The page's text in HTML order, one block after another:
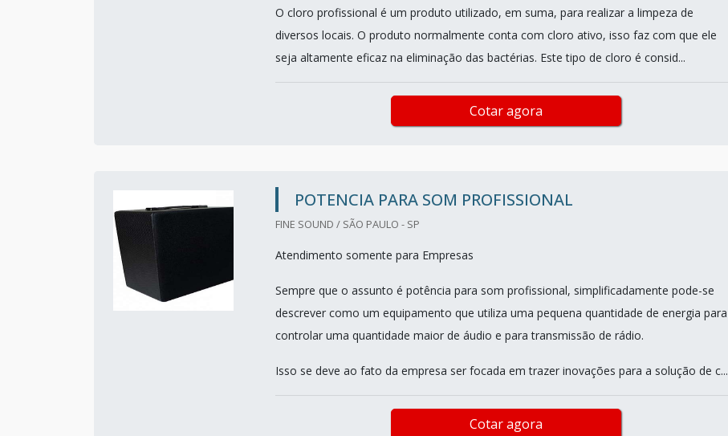
O cloro profissional é um produto utilizado, em suma, para realizar a limpeza de
diversos locais. O produto normalmente conta com cloro ativo, isso faz com que ele
seja altamente eficaz na eliminação das bactérias. Este tipo de cloro é consid...
Cotar agora
POTENCIA PARA SOM PROFISSIONAL
FINE SOUND / SÃO PAULO - SP
Atendimento somente para Empresas
Sempre que o assunto é potência para som profissional, simplificadamente pode-se
descrever como um equipamento que utiliza uma pequena quantidade de energia para
controlar uma quantidade maior de áudio e para transmissão de rádio.
Isso se deve ao fato da empresa ser focada em trazer inovações para a solução de c...
Cotar agora